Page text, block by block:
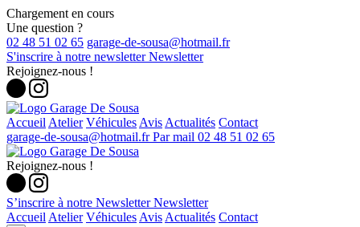
Chargement en cours
Une question ?
02 48 51 02 65
S'inscrire à notre newsletter Newsletter
Rejoignez-nous !
Accueil Atelier Véhicules Avis Actualités Contact
Par mail 02 48 51 02 65
Rejoignez-nous !
S’inscrire à notre Newsletter Newsletter
Accueil Atelier Véhicules Avis Actualités Contact